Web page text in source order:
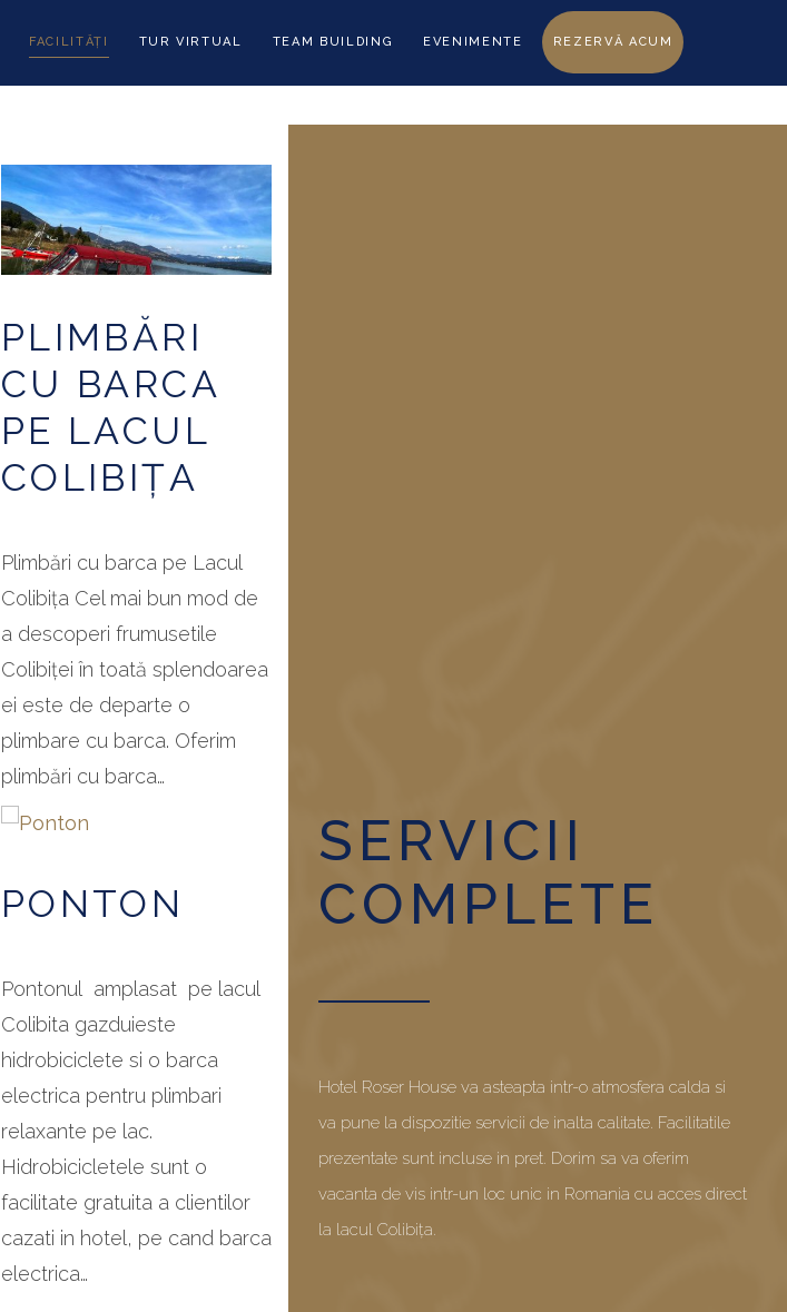
FACILITĂȚI TUR VIRTUAL TEAM BUILDING EVENIMENTE REZERVĂ ACUM
PLIMBĂRI
CU BARCA
PE LACUL
COLIBIȚA
Plimbări cu barca pe Lacul
Colibița Cel mai bun mod de
a descoperi frumusetile
Colibiței în toată splendoarea
ei este de departe o
plimbare cu barca. Oferim
plimbări cu barca…
PONTON
Pontonul amplasat pe lacul
Colibita gazduieste
hidrobiciclete si o barca
electrica pentru plimbari
relaxante pe lac.
Hidrobicicletele sunt o
facilitate gratuita a clientilor
cazati in hotel, pe cand barca
electrica…
SERVICII
COMPLETE
Hotel Roser House va asteapta intr-o atmosfera calda si
va pune la dispozitie servicii de inalta calitate. Facilitatile
prezentate sunt incluse in pret. Dorim sa va oferim
vacanta de vis intr-un loc unic in Romania cu acces direct
la lacul Colibița.